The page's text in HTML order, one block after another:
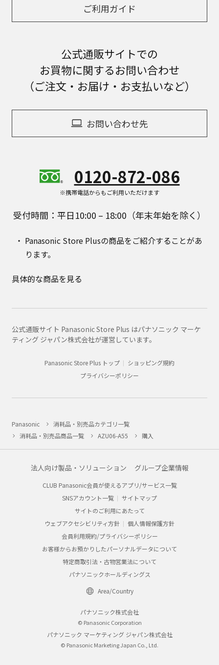
ご利用ガイド
公式通販サイトでの
お買物に関するお問い合わせ
（ご注文・お届け・お支払いなど）
お問い合わせ先
0120-872-086
※携帯電話からもご利用いただけます
受付時間：平日10:00 – 18:00（年末年始を除く）
Panasonic Store Plusの商品をご紹介することがあ
ります。
具体的な商品を見る
公式通販サイト Panasonic Store Plus はパナソニック マーケ
ティング ジャパン株式会社が運営しています。
Panasonic Store Plus トップ
ショッピング規約
プライバシーポリシー
Panasonic
消耗品・別売品カテゴリ一覧
消耗品・別売品商品一覧
AZU06-A55 購入
法人向け製品・ソリューション グループ企業情報
CLUB Panasonic会員が使えるアプリ/サービス一覧
SNSアカウント一覧
サイトマップ
サイトのご利用にあたって
ウェブアクセシビリティ方針
個人情報保護方針
会員利用規約/プライバシーポリシー
お客様からお預かりしたパーソナルデータについて
特定商取引法・古物営業法について
パナソニックホールディングス
Area/Country
パナソニック株式会社
© Panasonic Corporation
パナソニック マーケティング ジャパン株式会社
© Panasonic Marketing Japan Co., Ltd.